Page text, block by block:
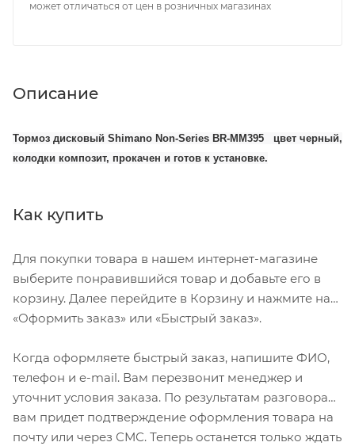
может отличаться от цен в розничных магазинах
Описание
Тормоз дисковый Shimano Non-Series BR-MM395 цвет черный,
колодки композит, прокачен и готов к установке.
Как купить
Для покупки товара в нашем интернет-магазине
выберите понравившийся товар и добавьте его в
корзину. Далее перейдите в Корзину и нажмите на
«Оформить заказ» или «Быстрый заказ».
Когда оформляете быстрый заказ, напишите ФИО,
телефон и e-mail. Вам перезвонит менеджер и
уточнит условия заказа. По результатам разговора
вам придет подтверждение оформления товара на
почту или через СМС. Теперь останется только ждать